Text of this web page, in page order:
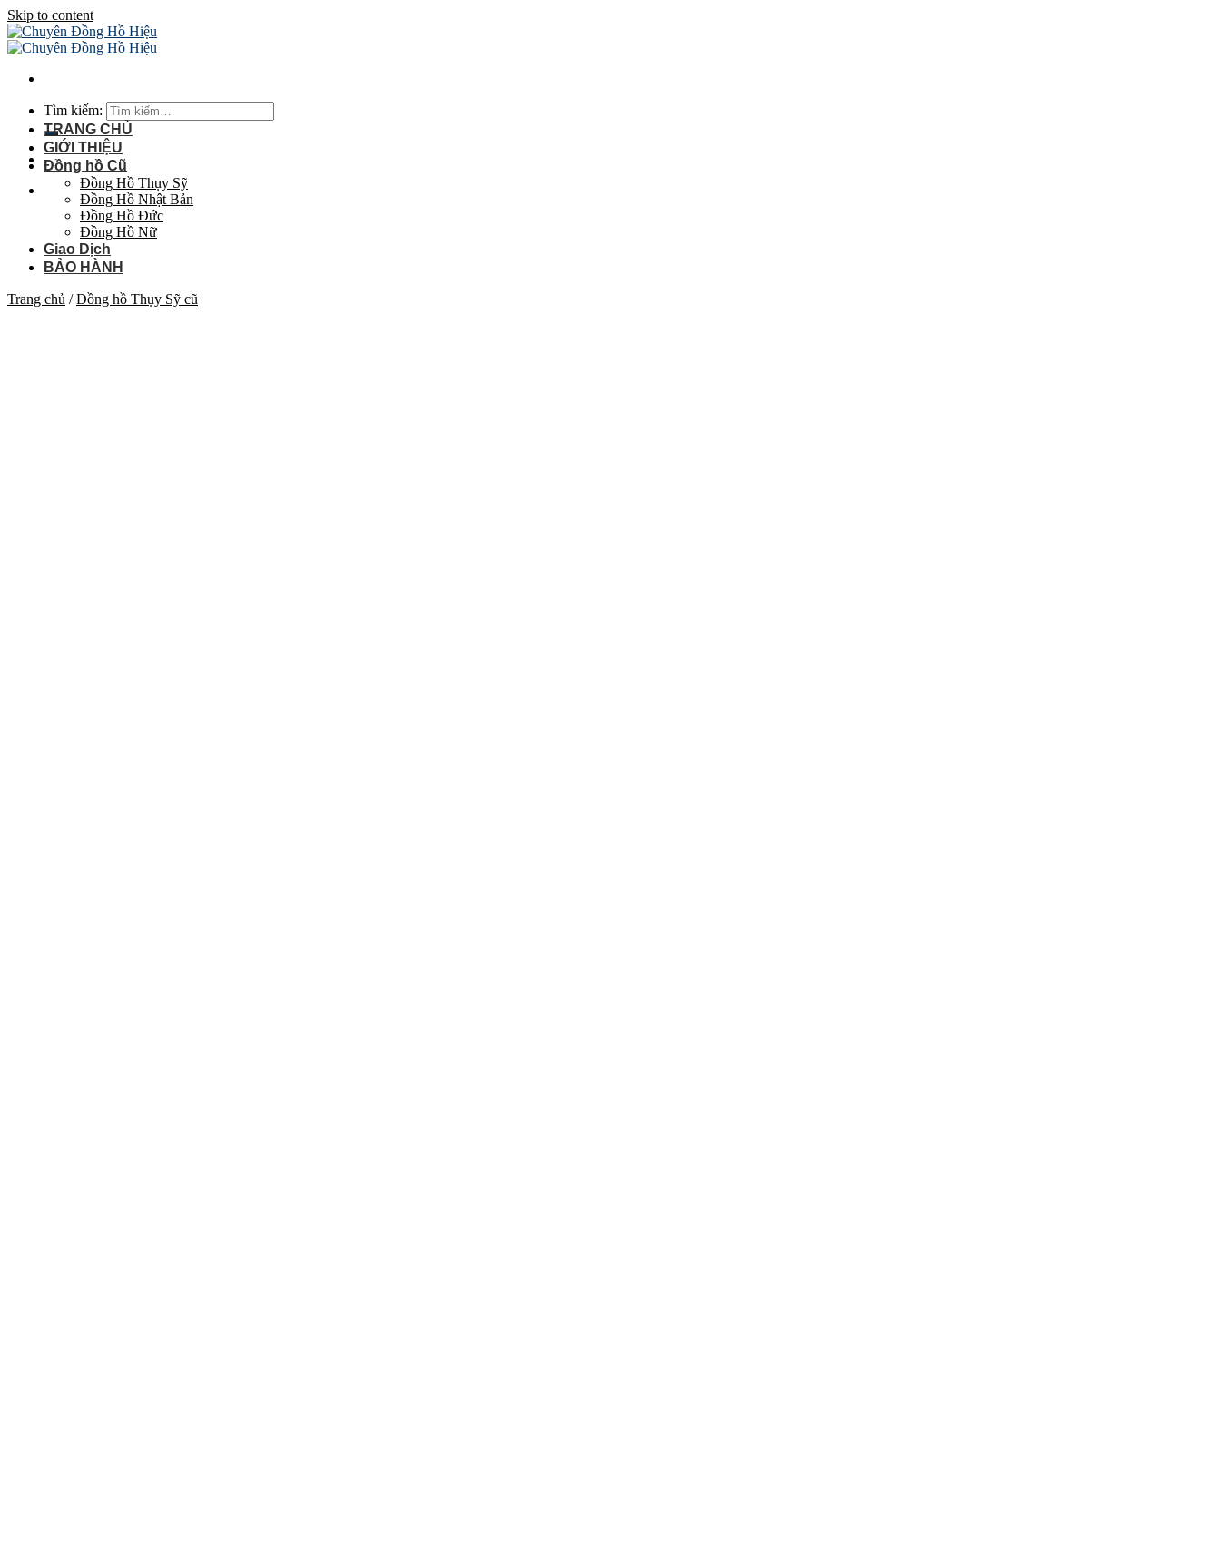
Skip to content
Tìm kiếm:
TRANG CHỦ
GIỚI THIỆU
Đồng hồ Cũ
Đồng Hồ Thụy Sỹ
Đồng Hồ Nhật Bản
Đồng Hồ Đức
Đồng Hồ Nữ
Giao Dịch
BẢO HÀNH
Trang chủ / Đồng hồ Thụy Sỹ cũ